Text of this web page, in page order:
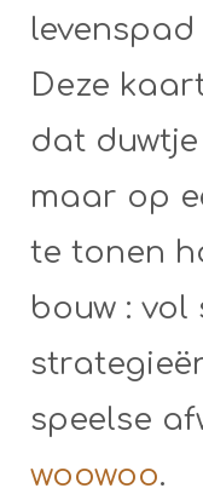
levenspad
Deze
dat
maar op
te tonen
bouw : vol
speelse
woowoo.